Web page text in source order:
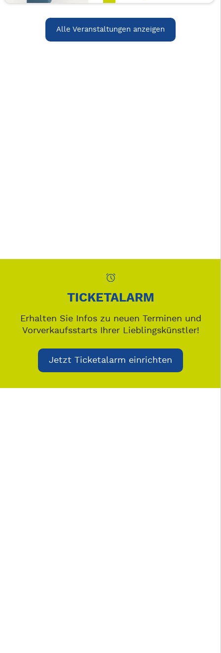
Alle Veranstaltungen anzeigen
TICKETALARM
Erhalten Sie Infos zu neuen Terminen und
Vorverkaufsstarts Ihrer Lieblingskünstler!
Jetzt Ticketalarm einrichten